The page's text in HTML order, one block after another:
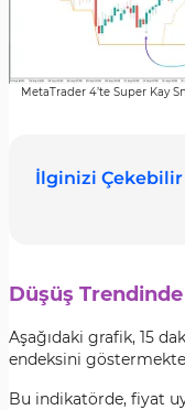
MetaTrader 4’te Super Kay
İlginizi Çekebilir
Düşüş
Aşağıdaki grafik, 15
endeksini
Bu indikatörde, fiyat